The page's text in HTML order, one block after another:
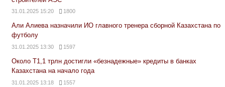
31.01.2025 15:20 1800
Али Алиева назначили ИО главного тренера сборной Казахстана по
футболу
31.01.2025 13:30 1597
Около Т1,1 трлн достигли «безнадежные» кредиты в банках
Казахстана на начало года
31.01.2025 13:18 1557